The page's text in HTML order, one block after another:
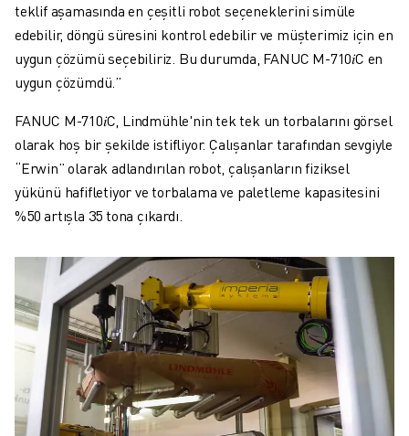
teklif aşamasında en çeşitli robot seçeneklerini simüle
edebilir, döngü süresini kontrol edebilir ve müşterimiz için en
uygun çözümü seçebiliriz. Bu durumda, FANUC M-710𝑖C en
uygun çözümdü.”
FANUC M-710𝑖C, Lindmühle'nin tek tek un torbalarını görsel
olarak hoş bir şekilde istifliyor. Çalışanlar tarafından sevgiyle
“Erwin” olarak adlandırılan robot, çalışanların fiziksel
yükünü hafifletiyor ve torbalama ve paletleme kapasitesini
%50 artışla 35 tona çıkardı.